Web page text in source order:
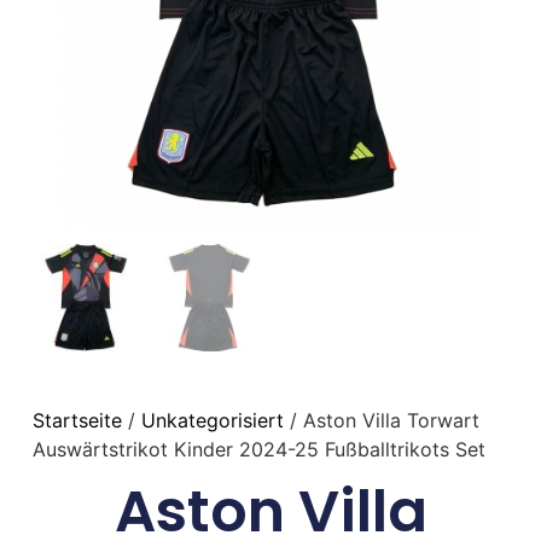
Startseite/ Unkategorisiert / Aston Villa Torwart
Auswärtstrikot Kinder 2024-25 Fußballtrikots Set
Aston Villa